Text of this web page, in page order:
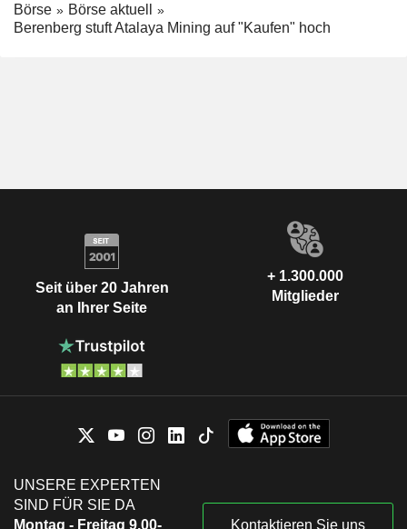
Börse
Börse aktuell
Berenberg stuft Atalaya Mining auf "Kaufen" hoch
Seit über 20 Jahren
an Ihrer Seite
+ 1.300.000
Mitglieder
UNSERE EXPERTEN
SIND FÜR SIE DA
Montag - Freitag 9.00-
Kontaktieren Sie uns